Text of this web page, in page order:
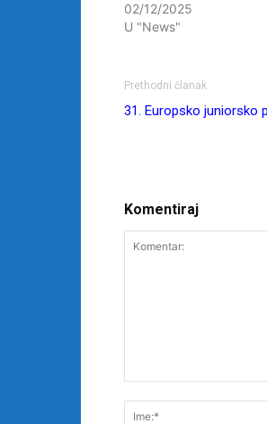
02/12/2025
U "News"
Prethodni članak
31. Europsko juniorsko
Komentiraj